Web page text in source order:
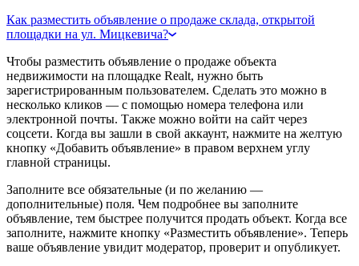
Как разместить объявление о продаже склада, открытой
площадки на ул. Мицкевича?
Чтобы разместить объявление о продаже объекта
недвижимости на площадке Realt, нужно быть
зарегистрированным пользователем. Сделать это можно в
несколько кликов — с помощью номера телефона или
электронной почты. Также можно войти на сайт через
соцсети. Когда вы зашли в свой аккаунт, нажмите на желтую
кнопку «Добавить объявление» в правом верхнем углу
главной страницы.
Заполните все обязательные (и по желанию —
дополнительные) поля. Чем подробнее вы заполните
объявление, тем быстрее получится продать объект. Когда все
заполните, нажмите кнопку «Разместить объявление». Теперь
ваше объявление увидит модератор, проверит и опубликует.